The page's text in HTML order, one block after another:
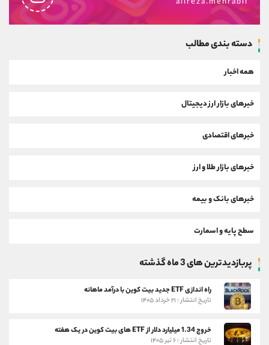
دسته بندی مطالب
همه اخبار
خبرهای بازار ارز دیجیتال
خبرهای اقتصادی
خبرهای بازار طلا و ارز
خبرهای بانک و بیمه
سطح پایه و اسمارت
پربازدیدترین های 3 ماه گذشته
راه اندازی ETF جدید بیت کوین با درآمد ماهانه
تاریخ انتشار : ۲۱ خرداد ۱۴۰۵
خروج 1.34 میلیارد دلار از ETF های بیت کوین در یک هفته
تاریخ انتشار : ۶ تیر ۱۴۰۵